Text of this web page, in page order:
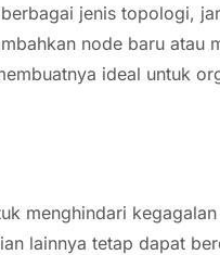
jenis topologi,
node baru atau
ideal untuk
menghindari
lainnya tetap dapat